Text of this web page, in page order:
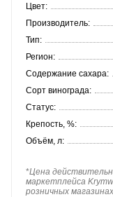
Цвет:
Производитель:
Тип:
Регион:
Содержание сахара:
Сорт винограда:
Статус:
Крепость, %:
Объём, л:
*Цена
маркетплейса
розничных магазинах.